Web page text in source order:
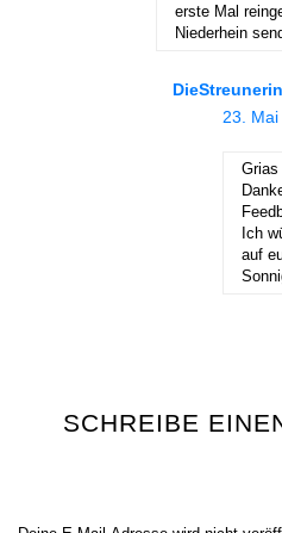
erste Mal
Niederhein
DieStreunerin
23.
Grias
Ich
auf
SCHREIBE